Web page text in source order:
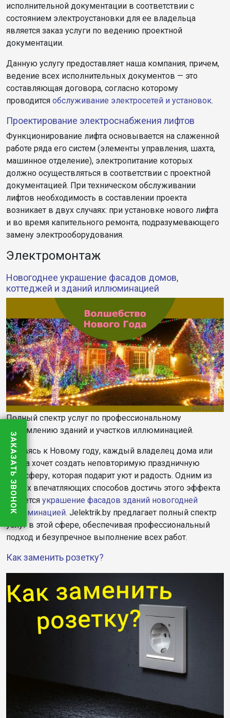
исполнительной документации в соответствии с
состоянием электроустановки для ее владельца
является заказ услуги по ведению проектной
документации.
Данную услугу предоставляет наша компания, причем,
ведение всех исполнительных документов — это
составляющая договора, согласно которому
проводится обслуживание электросетей и установок.
Проектирование электроснабжения лифтов
Функционирование лифта основывается на слаженной
работе ряда его систем (элементы управления, шахта,
машинное отделение), электропитание которых
должно осуществляться в соответствии с проектной
документацией. При техническом обслуживании
лифтов необходимость в составлении проекта
возникает в двух случаях: при установке нового лифта
и во время капительного ремонта, подразумевающего
замену электрооборудования.
Электромонтаж
Новогоднее украшение фасадов домов,
коттеджей и зданий иллюминацией
Полный спектр услуг по профессиональному
оформлению зданий и участков иллюминацией.
Готовясь к Новому году, каждый владелец дома или
офиса хочет создать неповторимую праздничную
атмосферу, которая подарит уют и радость. Одним из
самых впечатляющих способов достичь этого эффекта
является украшение фасадов зданий новогодней
иллюминацией. Jelektrik.by предлагает полный спектр
услуг в этой сфере, обеспечивая профессиональный
подход и безупречное выполнение всех работ.
Как заменить розетку?
ЗАКАЗАТЬ ЗВОНОК